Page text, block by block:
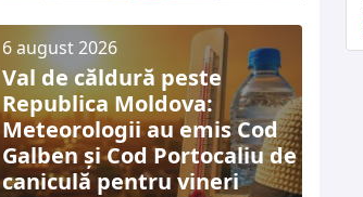
6 august 2026
Val de căldură peste
Republica Moldova:
Meteorologii au emis Cod
Galben și Cod Portocaliu de
caniculă pentru vineri